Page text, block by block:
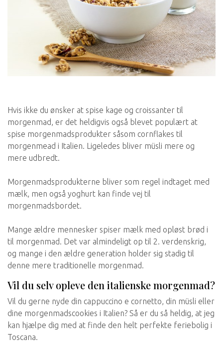
Hvis ikke du ønsker at spise kage og croissanter til
morgenmad, er det heldigvis også blevet populært at
spise morgenmadsprodukter såsom cornflakes til
morgenmead i Italien. Ligeledes bliver müsli mere og
mere udbredt.
Morgenmadsprodukterne bliver som regel indtaget med
mælk, men også yoghurt kan finde vej til
morgenmadsbordet.
Mange ældre mennesker spiser mælk med opløst brød i
til morgenmad. Det var almindeligt op til 2. verdenskrig,
og mange i den ældre generation holder sig stadig til
denne mere traditionelle morgenmad.
Vil du selv opleve den italienske morgenmad?
Vil du gerne nyde din cappuccino e cornetto, din müsli eller
dine morgenmadscookies i Italien? Så er du så heldig, at jeg
kan hjælpe dig med at finde den helt perfekte feriebolig i
Toscana.